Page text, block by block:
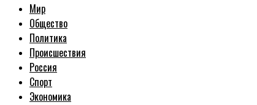
Мир
Общество
Политика
Происшествия
Россия
Спорт
Экономика